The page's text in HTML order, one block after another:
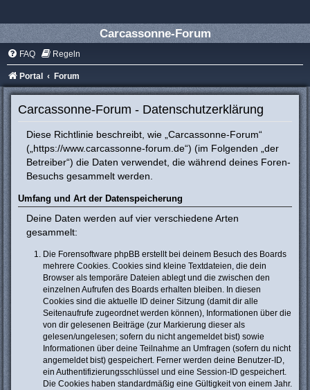
Carcassonne-Forum
FAQ Regeln
Portal Forum
Carcassonne-Forum - Datenschutzerklärung
Diese Richtlinie beschreibt, wie „Carcassonne-Forum“
(„https://www.carcassonne-forum.de“) (im Folgenden „der
Betreiber“) die Daten verwendet, die während deines Foren-
Besuchs gesammelt werden.
Umfang und Art der Datenspeicherung
Deine Daten werden auf vier verschiedene Arten
gesammelt:
Die Forensoftware phpBB erstellt bei deinem Besuch des Boards
mehrere Cookies. Cookies sind kleine Textdateien, die dein
Browser als temporäre Dateien ablegt und die zwischen den
einzelnen Aufrufen des Boards erhalten bleiben. In diesen
Cookies sind die aktuelle ID deiner Sitzung (damit dir alle
Seitenaufrufe zugeordnet werden können), Informationen über die
von dir gelesenen Beiträge (zur Markierung dieser als
gelesen/ungelesen; sofern du nicht angemeldet bist) sowie
Informationen über deine Teilnahme an Umfragen (sofern du nicht
angemeldet bist) gespeichert. Ferner werden deine Benutzer-ID,
ein Authentifizierungsschlüssel und eine Session-ID gespeichert.
Die Cookies haben standardmäßig eine Gültigkeit von einem Jahr.